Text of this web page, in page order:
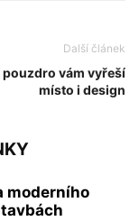
Další článek
pouzdro vám vyřeší
místo i design
moderního